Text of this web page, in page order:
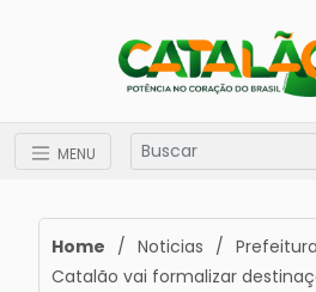
MENU
Home / Noticias / Prefeitura
Catalão vai formalizar